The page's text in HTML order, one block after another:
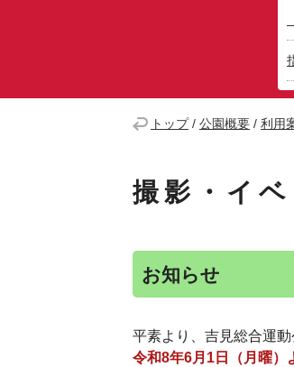
トップ/ 公園概要 / 利用
撮影・イ
お知らせ
平素より、吉見総合運
令和8年6月1日（月曜）